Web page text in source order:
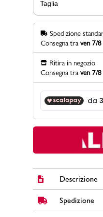
per il
PittaRosso
Gioco della
divertenti
Taglia
Spedizione
Consegna tra ven 7/
Ritira in negozio
Consegna tra ven 7/
Descrizione
Costume da bagno
tessuto con elastico
Spedizione